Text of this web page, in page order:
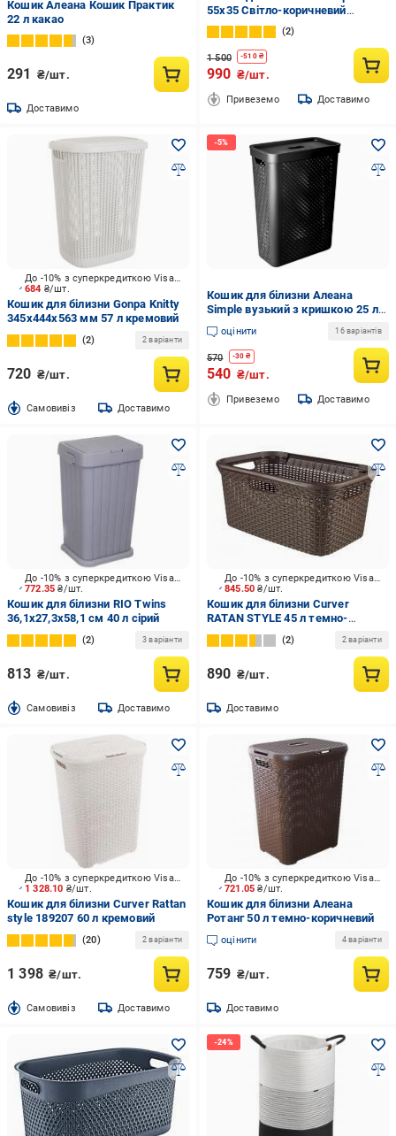
Кошик Алеана Кошик Практик
22 л какао
3
291 ₴/шт.
Доставимо
55х35 Світло-коричневий
(12032024)
2
1 500 -510₴
990 ₴/шт.
Привеземо Доставимо
684 ₴/шт.
До -10% з суперкредиткою Visa Вигода
Кошик для білизни Gonpa Knitty
345х444х563 мм 57 л кремовий
2 2 варіанти
720 ₴/шт.
Cамовивіз Доставимо
Кошик для білизни Алеана
Simple вузький з кришкою 25 л
Чорний (171037)
оцінити 16 варіантів
570 -30 ₴
540 ₴/шт.
Привеземо Доставимо
772.35₴/шт.
До -10% з суперкредиткою Visa Вигода
Кошик для білизни RIO Twins
36,1х27,3х58,1 см 40 л сірий
2 3 варіанти
813 ₴/шт.
Cамовивіз Доставимо
845.50₴/шт.
До -10% з суперкредиткою Visa Вигода
Кошик для білизни Curver
RATAN STYLE 45 л темно-
коричневий
2 2 варіанти
890 ₴/шт.
Доставимо
1 328.10 ₴/шт.
До -10% з суперкредиткою Visa Вигода
Кошик для білизни Curver Rattan
style 189207 60 л кремовий
20 2 варіанти
1 398 ₴/шт.
Cамовивіз Доставимо
721.05₴/шт.
До -10% з суперкредиткою Visa Вигода
Кошик для білизни Алеана
Ротанг 50 л темно-коричневий
оцінити 4 варіанти
759 ₴/шт.
Доставимо